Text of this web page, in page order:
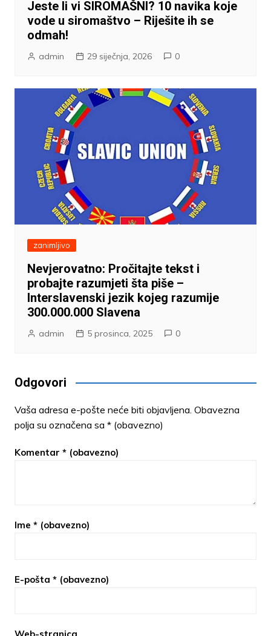
Jeste li vi SIROMAŠNI? 10 navika koje
vode u siromaštvo – Riješite ih se
odmah!
admin 29 siječnja, 2026 0
zanimljivo
Nevjerovatno: Pročitajte tekst i
probajte razumjeti šta piše –
Interslavenski jezik kojeg razumije
300.000.000 Slavena
admin 5 prosinca, 2025 0
Odgovori
Vaša adresa e-pošte neće biti objavljena. Obavezna
polja su označena sa * (obavezno)
Komentar * (obavezno)
Ime * (obavezno)
E-pošta * (obavezno)